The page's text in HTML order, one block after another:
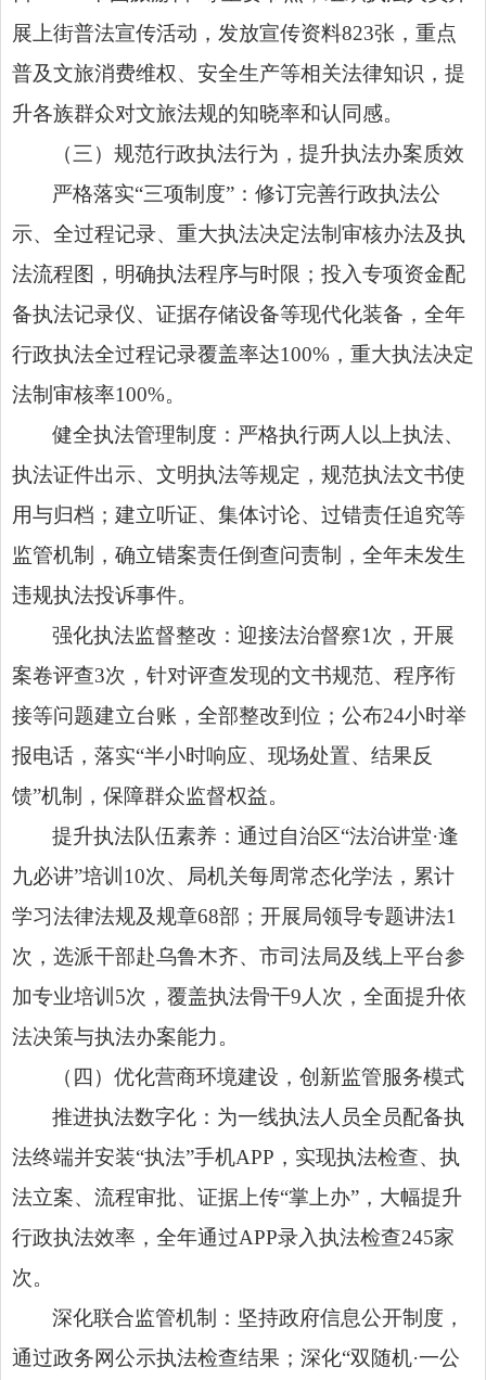
展上街普法宣传活动，发放宣传资料823张，重点
普及文旅消费维权、安全生产等相关法律知识，提
升各族群众对文旅法规的知晓率和认同感。
（三）规范行政执法行为，提升执法办案质效
严格落实“三项制度”：修订完善行政执法公
示、全过程记录、重大执法决定法制审核办法及执
法流程图，明确执法程序与时限；投入专项资金配
备执法记录仪、证据存储设备等现代化装备，全年
行政执法全过程记录覆盖率达100%，重大执法决定
法制审核率100%。
健全执法管理制度：严格执行两人以上执法、
执法证件出示、文明执法等规定，规范执法文书使
用与归档；建立听证、集体讨论、过错责任追究等
监管机制，确立错案责任倒查问责制，全年未发生
违规执法投诉事件。
强化执法监督整改：迎接法治督察1次，开展
案卷评查3次，针对评查发现的文书规范、程序衔
接等问题建立台账，全部整改到位；公布24小时举
报电话，落实“半小时响应、现场处置、结果反
馈”机制，保障群众监督权益。
提升执法队伍素养：通过自治区“法治讲堂·逢
九必讲”培训10次、局机关每周常态化学法，累计
学习法律法规及规章68部；开展局领导专题讲法1
次，选派干部赴乌鲁木齐、市司法局及线上平台参
加专业培训5次，覆盖执法骨干9人次，全面提升依
法决策与执法办案能力。
（四）优化营商环境建设，创新监管服务模式
推进执法数字化：为一线执法人员全员配备执
法终端并安装“执法”手机APP，实现执法检查、执
法立案、流程审批、证据上传“掌上办”，大幅提升
行政执法效率，全年通过APP录入执法检查245家
次。
深化联合监管机制：坚持政府信息公开制度，
通过政务网公示执法检查结果；深化“双随机·一公